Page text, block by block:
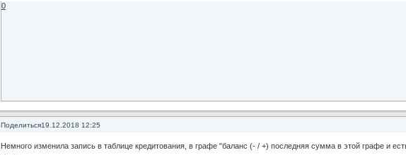
0
Поделиться19.12.2018 12:25
Немного изменила запись в таблице кредитования, в графе "баланс (- / +) последняя сумма в этой графе и